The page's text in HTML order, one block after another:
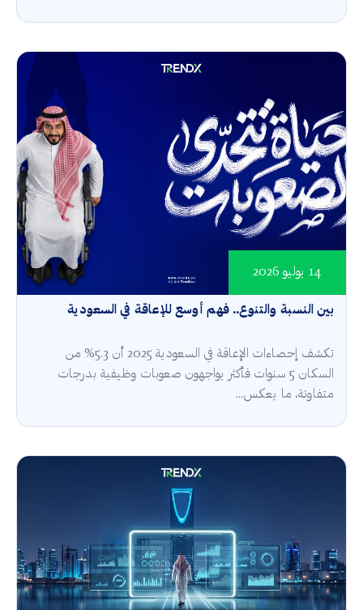
بين النسبة والتنوع.. فهم أوسع للإعاقة في السعودية
14 يوليو 2026
تكشف إحصاءات الإعاقة في السعودية 2025 أن 5.3% من
السكان 5 سنوات فأكثر يواجهون صعوبات وظيفية بدرجات
متفاوتة، ما يعكس...